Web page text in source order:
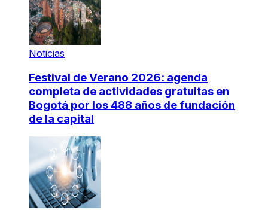
Noticias
Festival de Verano 2026: agenda
completa de actividades gratuitas en
Bogotá por los 488 años de fundación
de la capital